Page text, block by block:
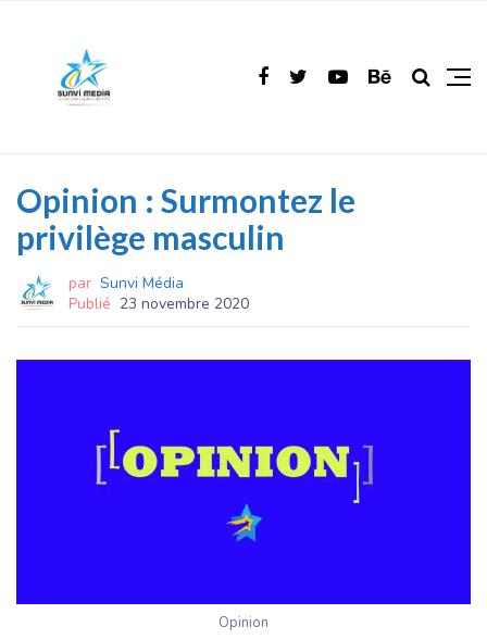
Opinion : Surmontez le
privilège masculin
par Sunvi Média
Publié 23 novembre 2020
Opinion